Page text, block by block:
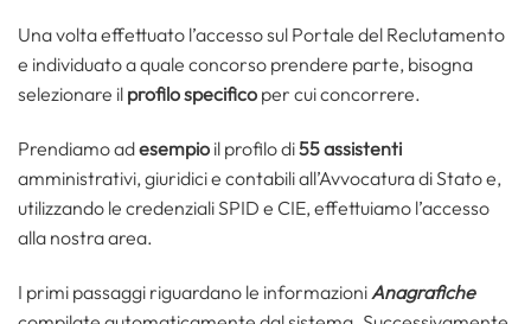
Una volta effettuato l’accesso sul Portale del Reclutamento
e individuato a quale concorso prendere parte, bisogna
selezionare il profilo specifico per cui concorrere.
Prendiamo adesempio il profilo di55 assistenti
amministrativi, giuridici e contabili all’Avvocatura di Stato e,
utilizzando le credenziali SPID e CIE, effettuiamo l’accesso
alla nostra area.
I primi passaggi riguardano le informazioni Anagrafiche